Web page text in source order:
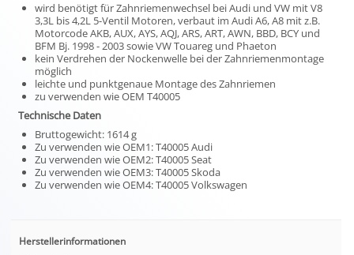
wird benötigt für Zahnriemenwechsel bei Audi und VW mit V8
3,3L bis 4,2L 5-Ventil Motoren, verbaut im Audi A6, A8 mit z.B.
Motorcode AKB, AUX, AYS, AQJ, ARS, ART, AWN, BBD, BCY und
BFM Bj. 1998 - 2003 sowie VW Touareg und Phaeton
kein Verdrehen der Nockenwelle bei der Zahnriemenmontage
möglich
leichte und punktgenaue Montage des Zahnriemen
zu verwenden wie OEM T40005
Technische Daten
Bruttogewicht: 1614 g
Zu verwenden wie OEM1: T40005 Audi
Zu verwenden wie OEM2: T40005 Seat
Zu verwenden wie OEM3: T40005 Skoda
Zu verwenden wie OEM4: T40005 Volkswagen
Herstellerinformationen